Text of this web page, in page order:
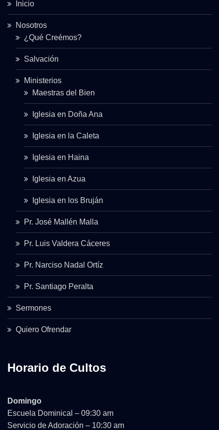
Inicio
Nosotros
¿Qué Creémos?
Salvación
Ministerios
Maestras del Bien
Iglesia en Doña Ana
Iglesia en la Caleta
Iglesia en Haina
Iglesia en Azua
Iglesia en los Bruján
Pr. José Mallén Malla
Pr. Luis Valdera Cáceres
Pr. Narciso Nadal Ortíz
Pr. Santiago Peralta
Sermones
Quiero Ofrendar
Horario de Cultos
Domingo
Escuela Dominical – 09:30 am
Servicio de Adoración – 10:30 am